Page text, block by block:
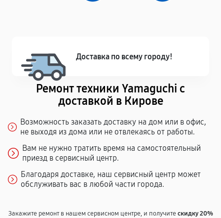
Ремонт техники Yamaguchi с
доставкой в Кирове
Возможность заказать доставку на дом или в офис,
не выходя из дома или не отвлекаясь от работы.
Вам не нужно тратить время на самостоятельный
приезд в сервисный центр.
Благодаря доставке, наш сервисный центр может
обслуживать вас в любой части города.
Закажите ремонт в нашем сервисном центре, и получитескидку 20%
Доставка по всему городу!